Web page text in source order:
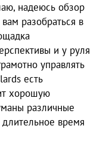
надеюсь обзор
разобраться в
и у руля
управлять
есть
хорошую
различные
время